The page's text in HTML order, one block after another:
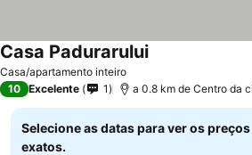
Casa/apartamento inteiro
Casa Padurarului
10 Excelente 1 a 0.8 km de Centro da
Selecione as datas para ver os preços
exatos.